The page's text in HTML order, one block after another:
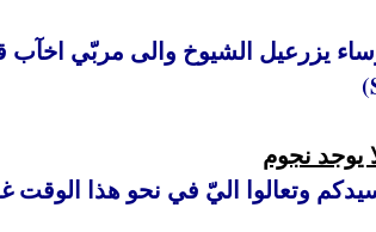
)
يوجد نجوم
سيدكم وتعالوا اليّ في نحو هذا